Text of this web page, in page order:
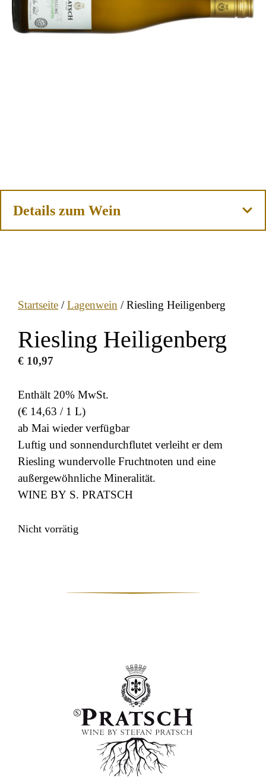
Startseite/Lagenwein / Riesling Heiligenberg
Riesling Heiligenberg
€ 10,97
Enthält 20% MwSt.
(€ 14,63 / 1 L)
ab Mai wieder verfügbar
Luftig und sonnendurchflutet verleiht er dem
Riesling wundervolle Fruchtnoten und eine
außergewöhnliche Mineralität.
WINE BY S. PRATSCH
Nicht vorrätig
Details zum Wein